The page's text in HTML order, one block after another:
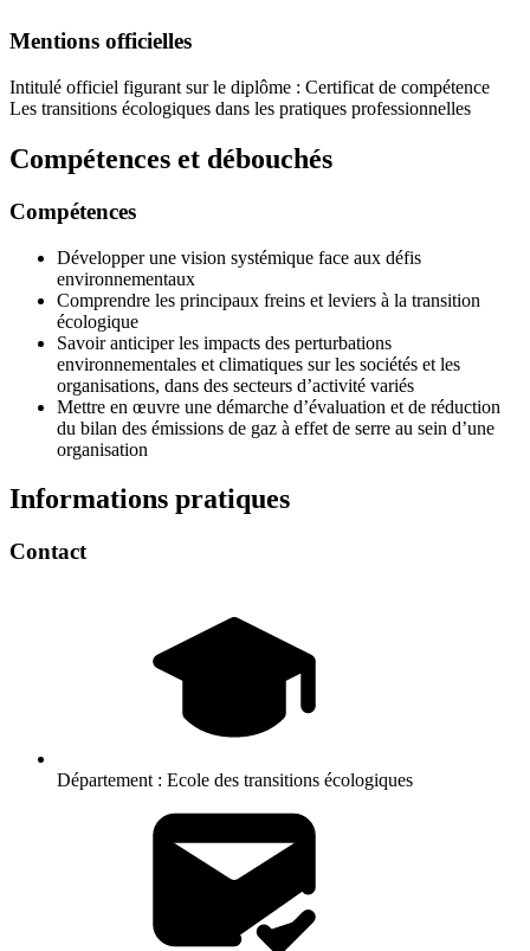
Mentions officielles
Intitulé officiel figurant sur le diplôme : Certificat de compétence
Les transitions écologiques dans les pratiques professionnelles
Compétences et débouchés
Compétences
Développer une vision systémique face aux défis
environnementaux
Comprendre les principaux freins et leviers à la transition
écologique
Savoir anticiper les impacts des perturbations
environnementales et climatiques sur les sociétés et les
organisations, dans des secteurs d’activité variés
Mettre en œuvre une démarche d’évaluation et de réduction
du bilan des émissions de gaz à effet de serre au sein d’une
organisation
Informations pratiques
Contact
Département : Ecole des transitions écologiques